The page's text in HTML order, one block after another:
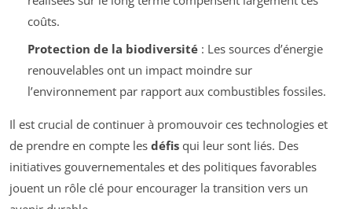
coûts.
Protection de la biodiversité: Les sources d’énergie
renouvelables ont un impact moindre sur
l’environnement par rapport aux combustibles fossiles.
Il est crucial de continuer à promouvoir ces technologies et
de prendre en compte les défis qui leur sont liés. Des
initiatives gouvernementales et des politiques favorables
jouent un rôle clé pour encourager la transition vers un